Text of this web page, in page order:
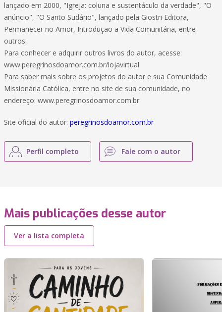
lançado em 2000, "Igreja: coluna e sustentáculo da verdade", "O
anúncio", "O Santo Sudário", lançado pela Giostri Editora,
Permanecer no Amor, Introdução a Vida Comunitária, entre
outros.
Para conhecer e adquirir outros livros do autor, acesse:
www.peregrinosdoamor.com.br/lojavirtual
Para saber mais sobre os projetos do autor e sua Comunidade
Missionária Católica, entre no site de sua comunidade, no
endereço: www.peregrinosdoamor.com.br
Site oficial do autor: peregrinosdoamor.com.br
Perfil completo Fale com o autor
Mais publicações desse autor
Ver a lista completa